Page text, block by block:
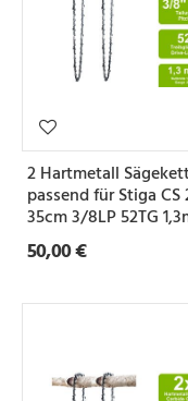
2 Hartmetall
passend für Stiga CS
35cm 3/8LP 52TG
50,00 €